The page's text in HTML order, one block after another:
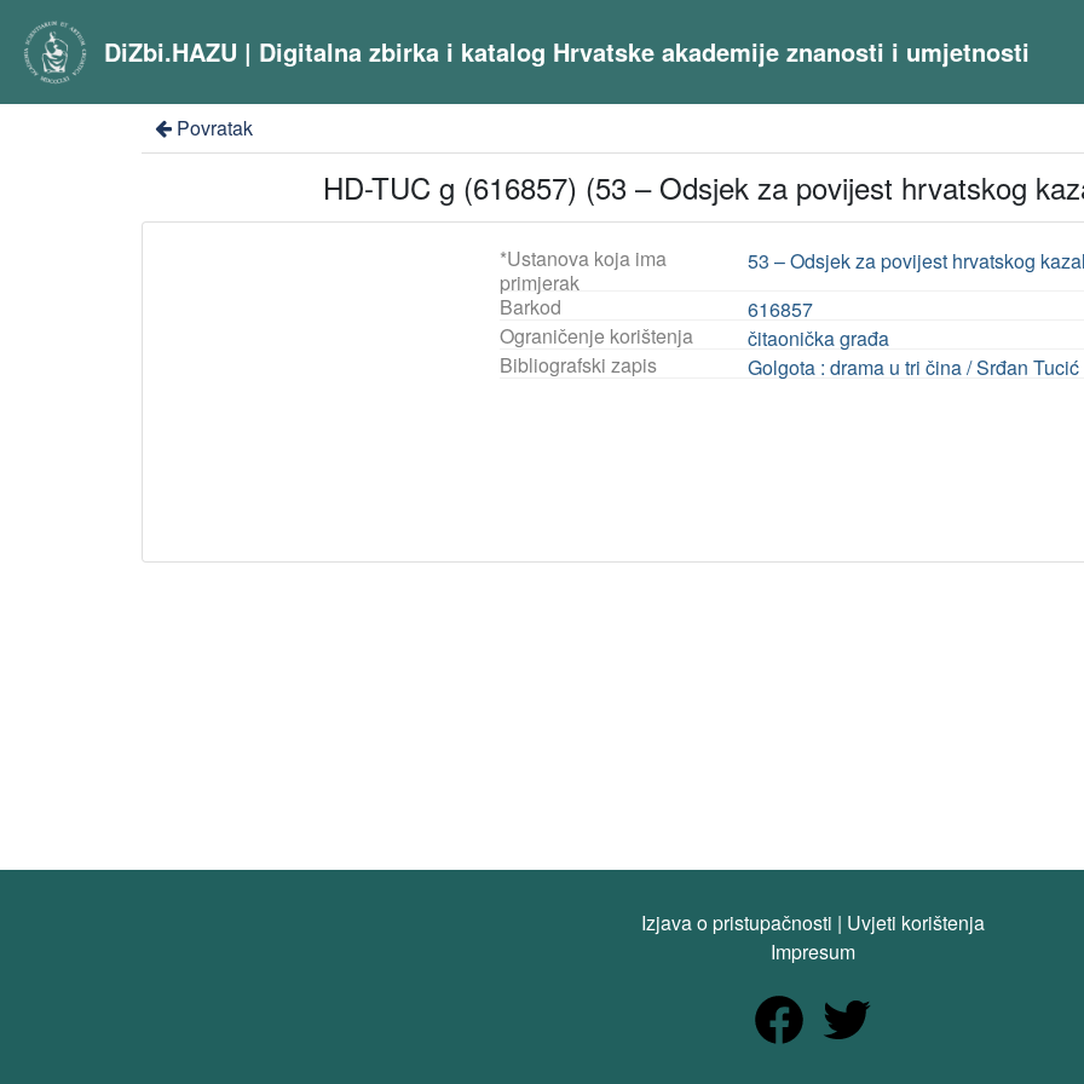
DiZbi.HAZU | Digitalna zbirka i katalog Hrvatske akademije znanosti i umjetnosti
Povratak
HD-TUC g (616857) (53 – Odsjek za povijest hrvatskog
*Ustanova koja ima
primjerak
53 – Odsjek za povijest hrvatskog
Barkod
616857
Ograničenje korištenja
čitaonička građa
Bibliografski zapis
Golgota : drama u tri čina / Srđan Tucić
Izjava o pristupačnosti | Uvjeti korištenja
Impresum